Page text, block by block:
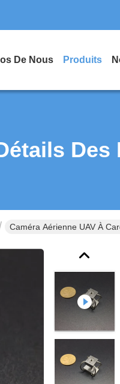
De Nous Produits
Des
Caméra Aérienne UAV À